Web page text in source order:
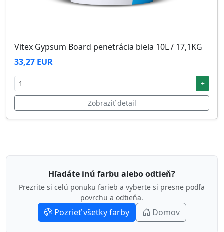
Vitex Gypsum Board penetrácia biela 10L / 17,1KG
33,27 EUR
+
Zobraziť detail
Hľadáte inú farbu alebo odtieň?
Prezrite si celú ponuku farieb a vyberte si presne podľa
povrchu a odtieňa.
Pozrieť všetky farby Domov